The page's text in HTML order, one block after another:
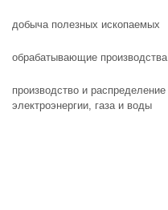
добыча полезных ископаемых
обрабатывающие производства
производство и распределение
электроэнергии, газа и воды